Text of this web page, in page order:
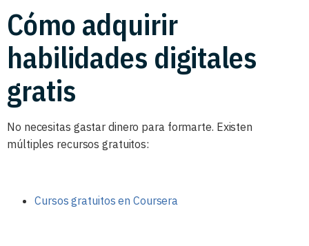
Cómo adquirir
habilidades digitales
gratis
No necesitas gastar dinero para formarte. Existen
múltiples recursos gratuitos:
Cursos gratuitos en Coursera